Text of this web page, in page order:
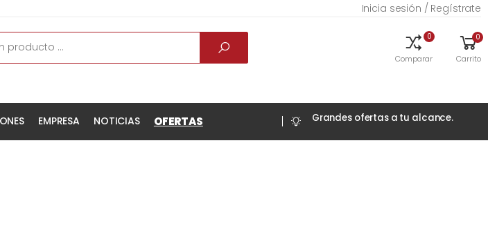
Inicia sesión / Regístrate
0
Comparar
0
Carrito
EMPRESA NOTICIAS OFERTAS Grandes ofertas a tu alcance.